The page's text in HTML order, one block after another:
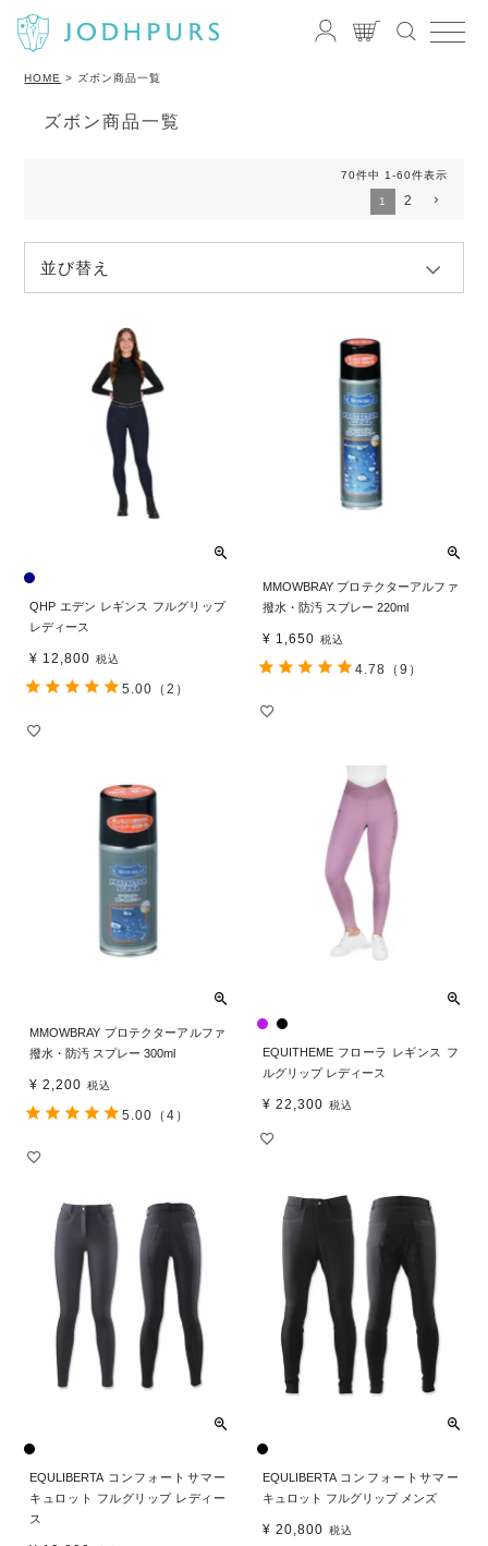
HOME ズボン商品一覧
ズボン商品一覧
並び替え
70件中 1 -60件表示
1 2
QHP エデン レギンス フルグリップ
レディース
¥ 12,800 税込
5.00 （2）
MMOWBRAY プロテクターアルファ
撥水・防汚 スプレー 220ml
¥ 1,650 税込
4.78 （9）
MMOWBRAY プロテクターアルファ
撥水・防汚 スプレー 300ml
¥ 2,200 税込
5.00 （4）
EQUITHEME フローラ レギンス フ
ルグリップ レディース
¥ 22,300 税込
EQULIBERTA コンフォートサマー
キュロット フルグリップ レディー
ス
EQULIBERTA コンフォートサマー
キュロット フルグリップ メンズ
¥ 20,800 税込